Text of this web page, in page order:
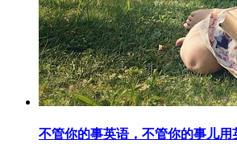
不管你的事英语，不管你的事儿用